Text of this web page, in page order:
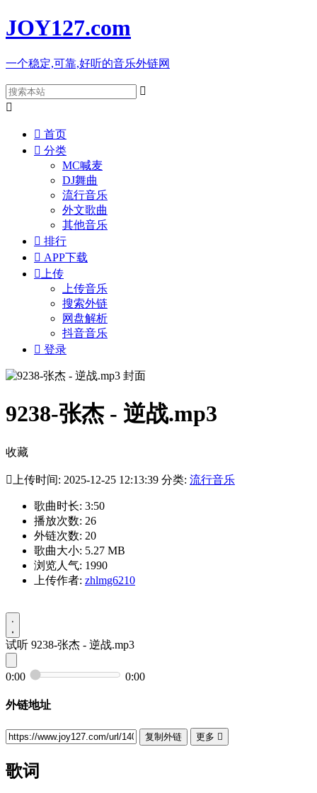
JOY127.com
一个稳定,可靠,好听的音乐外链网


 首页
 分类
MC喊麦
DJ舞曲
流行音乐
外文歌曲
其他音乐
 排行
 APP下载
 上传
上传音乐
搜索外链
网盘解析
抖音音乐
 登录
9238-张杰 - 逆战.mp3
收藏
 上传时间: 2025-12-25 12:13:39 分类: 流行音乐
歌曲时长: 3:50
播放次数: 26
外链次数: 20
歌曲大小: 5.27 MB
浏览人气: 1990
上传作者: zhlmg6210
试听 9238-张杰 - 逆战.mp3
0:00 0:00
外链地址
复制外链 更多 
歌词